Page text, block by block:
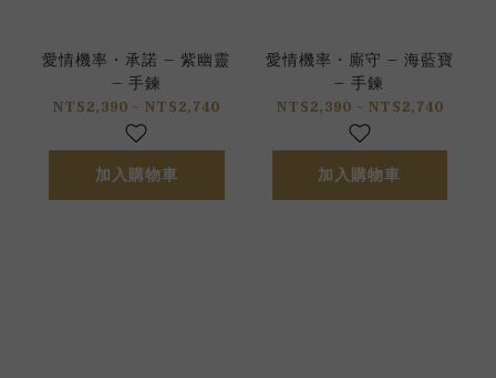
愛情機率 • 承諾 – 紫幽靈
– 手鍊
NT$2,390 ~ NT$2,740
加入購物車
愛情機率 • 廝守 – 海藍寶
– 手鍊
NT$2,390 ~ NT$2,740
加入購物車